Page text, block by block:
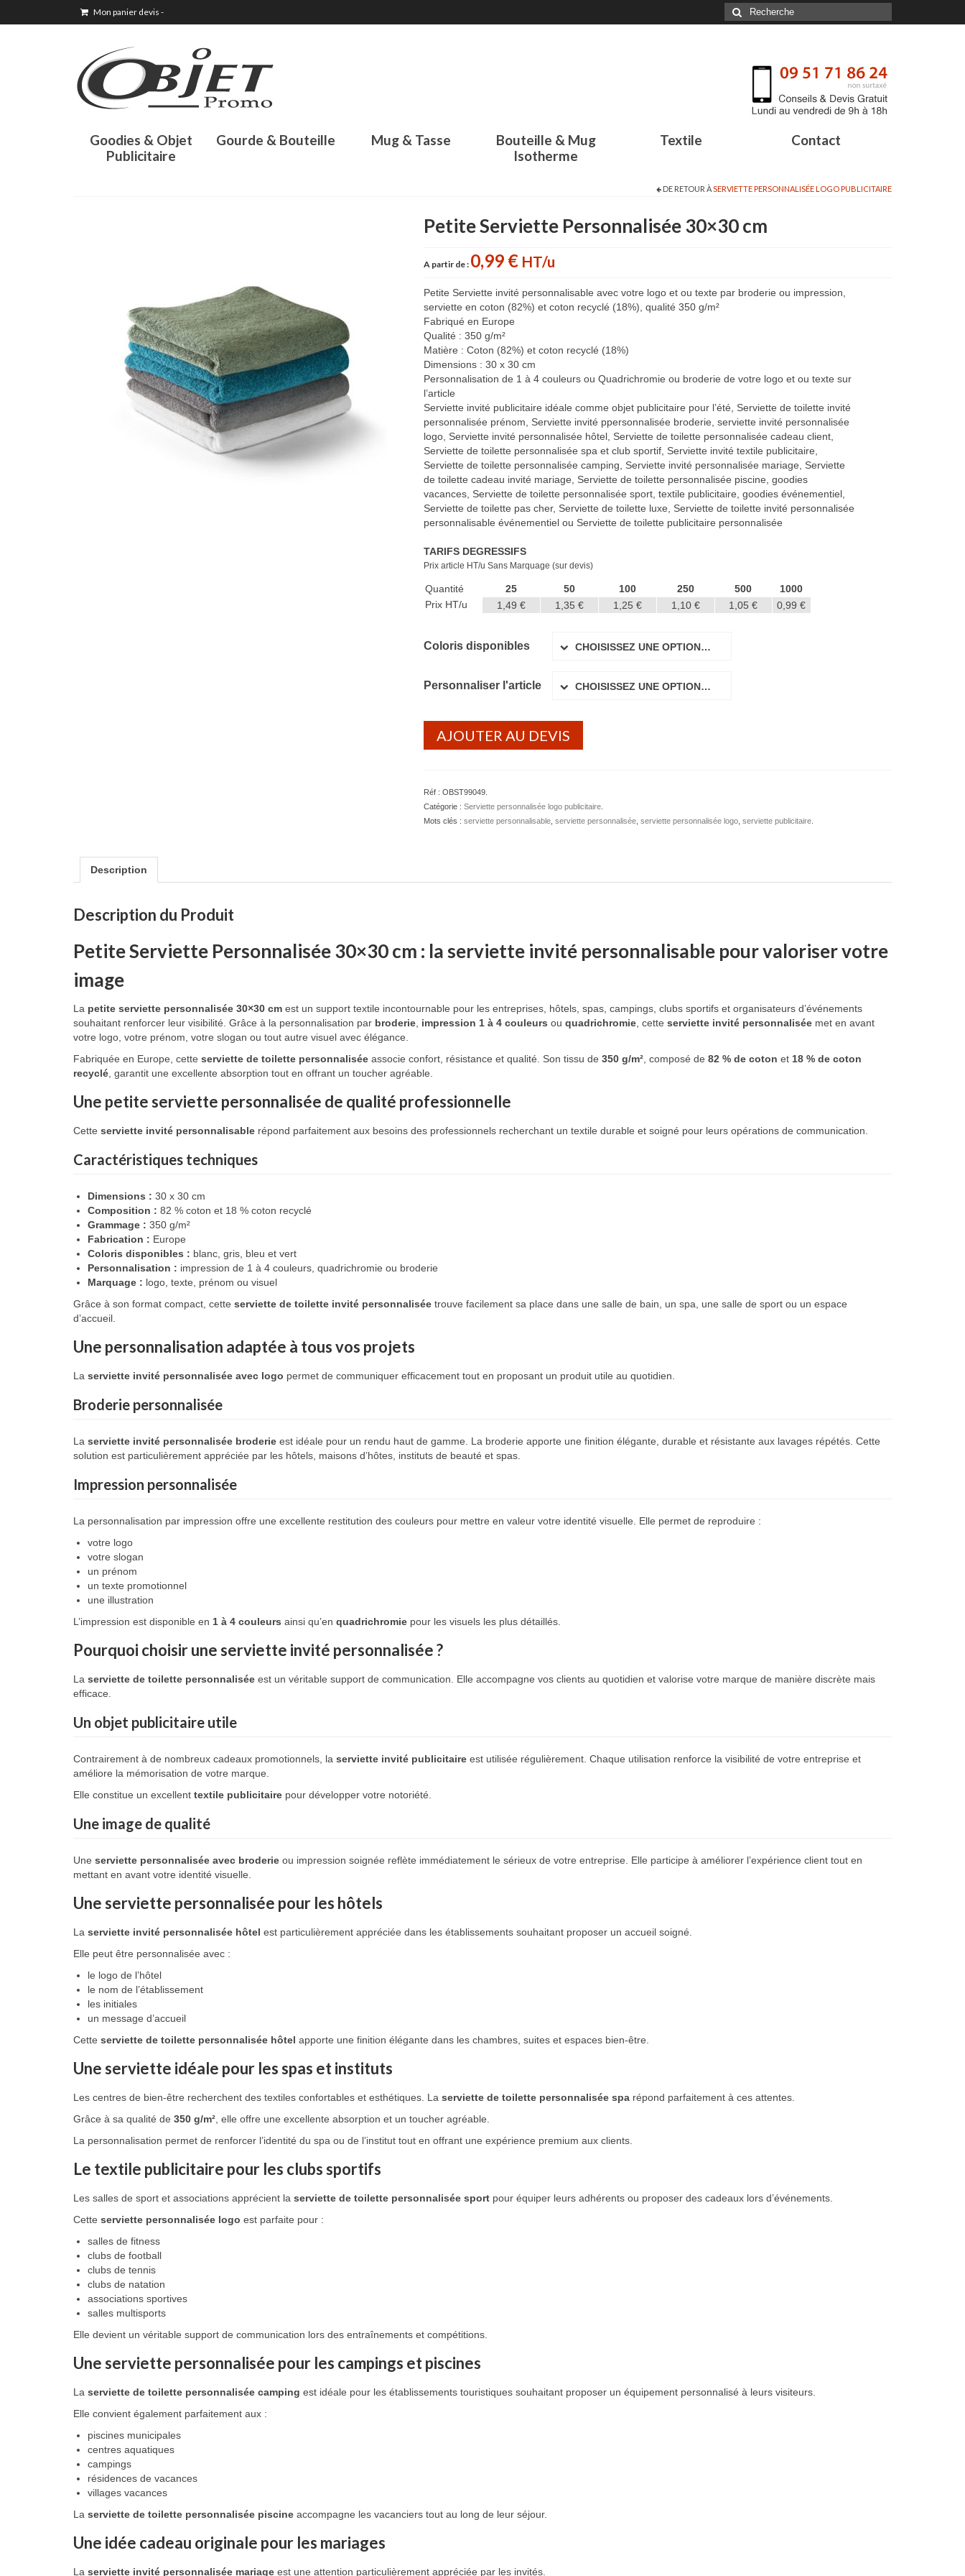
Mon panier devis -
Goodies & Objet
Publicitaire
Gourde & Bouteille Mug & Tasse
Bouteille & Mug
Isotherme
Textile Contact
DE RETOUR ÀSERVIETTE PERSONNALISÉE LOGO PUBLICITAIRE
Petite Serviette Personnalisée 30×30 cm
A partir de : 0,99 € HT/u
Petite Serviette invité personnalisable avec votre logo et ou texte par broderie ou impression,
serviette en coton (82%) et coton recyclé (18%), qualité 350 g/m²
Fabriqué en Europe
Qualité : 350 g/m²
Matière : Coton (82%) et coton recyclé (18%)
Dimensions : 30 x 30 cm
Personnalisation de 1 à 4 couleurs ou Quadrichromie ou broderie de votre logo et ou texte sur
l’article
Serviette invité publicitaire idéale comme objet publicitaire pour l’été, Serviette de toilette invité
personnalisée prénom, Serviette invité ppersonnalisée broderie, serviette invité personnalisée
logo, Serviette invité personnalisée hôtel, Serviette de toilette personnalisée cadeau client,
Serviette de toilette personnalisée spa et club sportif, Serviette invité textile publicitaire,
Serviette de toilette personnalisée camping, Serviette invité personnalisée mariage, Serviette
de toilette cadeau invité mariage, Serviette de toilette personnalisée piscine, goodies
vacances, Serviette de toilette personnalisée sport, textile publicitaire, goodies événementiel,
Serviette de toilette pas cher, Serviette de toilette luxe, Serviette de toilette invité personnalisée
personnalisable événementiel ou Serviette de toilette publicitaire personnalisée
TARIFS DEGRESSIFS
Prix article HT/u Sans Marquage (sur devis)
Quantité 25 50 100 250 500
1000
Prix HT/u
1,49 € 1,35 € 1,25 € 1,10 € 1,05 € 0,99 €
Coloris disponibles CHOISISSEZ UNE OPTION…
Personnaliser l'article CHOISISSEZ UNE OPTION…
AJOUTER AU DEVIS
Réf : OBST99049.
Catégorie : Serviette personnalisée logo publicitaire.
Mots clés : serviette personnalisable, serviette personnalisée, serviette personnalisée logo, serviette publicitaire.
Description
Description du Produit
Petite Serviette Personnalisée 30×30 cm : la serviette invité personnalisable pour valoriser votre
image
La petite serviette personnalisée 30×30 cm est un support textile incontournable pour les entreprises, hôtels, spas, campings, clubs sportifs et organisateurs d’événements
souhaitant renforcer leur visibilité. Grâce à la personnalisation par broderie impression 1 à 4 couleurs ou quadrichromie , cette serviette invité personnalisée met en avant
votre logo, votre prénom, votre slogan ou tout autre visuel avec élégance.
Fabriquée en Europe, cette serviette de toilette personnalisée associe confort, résistance et qualité. Son tissu de 350 g/m² , composé de 82 % de coton et 18 % de coton
recyclé , garantit une excellente absorption tout en offrant un toucher agréable.
Une petite serviette personnalisée de qualité professionnelle
Cette serviette invité personnalisable répond parfaitement aux besoins des professionnels recherchant un textile durable et soigné pour leurs opérations de communication.
Caractéristiques techniques
Dimensions : 30 x 30 cm
Composition : 82 % coton et 18 % coton recyclé
Grammage : 350 g/m²
Fabrication : Europe
Coloris disponibles : blanc, gris, bleu et vert
Personnalisation : impression de 1 à 4 couleurs, quadrichromie ou broderie
Marquage : logo, texte, prénom ou visuel
Grâce à son format compact, cette serviette de toilette invité personnalisée trouve facilement sa place dans une salle de bain, un spa, une salle de sport ou un espace
d’accueil.
Une personnalisation adaptée à tous vos projets
La serviette invité personnalisée avec logo permet de communiquer efficacement tout en proposant un produit utile au quotidien.
Broderie personnalisée
La serviette invité personnalisée broderie est idéale pour un rendu haut de gamme. La broderie apporte une finition élégante, durable et résistante aux lavages répétés. Cette
solution est particulièrement appréciée par les hôtels, maisons d’hôtes, instituts de beauté et spas.
Impression personnalisée
La personnalisation par impression offre une excellente restitution des couleurs pour mettre en valeur votre identité visuelle. Elle permet de reproduire :
votre logo
votre slogan
un prénom
un texte promotionnel
une illustration
L’impression est disponible en 1 à 4 couleurs ainsi qu’en quadrichromie pour les visuels les plus détaillés.
Pourquoi choisir une serviette invité personnalisée ?
La serviette de toilette personnalisée est un véritable support de communication. Elle accompagne vos clients au quotidien et valorise votre marque de manière discrète mais
efficace.
Un objet publicitaire utile
Contrairement à de nombreux cadeaux promotionnels, la serviette invité publicitaire est utilisée régulièrement. Chaque utilisation renforce la visibilité de votre entreprise et
améliore la mémorisation de votre marque.
Elle constitue un excellent textile publicitaire pour développer votre notoriété.
Une image de qualité
Une serviette personnalisée avec broderie ou impression soignée reflète immédiatement le sérieux de votre entreprise. Elle participe à améliorer l’expérience client tout en
mettant en avant votre identité visuelle.
Une serviette personnalisée pour les hôtels
La serviette invité personnalisée hôtel est particulièrement appréciée dans les établissements souhaitant proposer un accueil soigné.
Elle peut être personnalisée avec :
le logo de l’hôtel
le nom de l’établissement
les initiales
un message d’accueil
Cette serviette de toilette personnalisée hôtel apporte une finition élégante dans les chambres, suites et espaces bien-être.
Une serviette idéale pour les spas et instituts
Les centres de bien-être recherchent des textiles confortables et esthétiques. La serviette de toilette personnalisée spa répond parfaitement à ces attentes.
Grâce à sa qualité de 350 g/m² , elle offre une excellente absorption et un toucher agréable.
La personnalisation permet de renforcer l’identité du spa ou de l’institut tout en offrant une expérience premium aux clients.
Le textile publicitaire pour les clubs sportifs
Les salles de sport et associations apprécient la serviette de toilette personnalisée sport pour équiper leurs adhérents ou proposer des cadeaux lors d’événements.
Cette serviette personnalisée logo est parfaite pour :
salles de fitness
clubs de football
clubs de tennis
clubs de natation
associations sportives
salles multisports
Elle devient un véritable support de communication lors des entraînements et compétitions.
Une serviette personnalisée pour les campings et piscines
La serviette de toilette personnalisée camping est idéale pour les établissements touristiques souhaitant proposer un équipement personnalisé à leurs visiteurs.
Elle convient également parfaitement aux :
piscines municipales
centres aquatiques
campings
résidences de vacances
villages vacances
La serviette de toilette personnalisée piscine accompagne les vacanciers tout au long de leur séjour.
Une idée cadeau originale pour les mariages
La serviette invité personnalisée mariage est une attention particulièrement appréciée par les invités.